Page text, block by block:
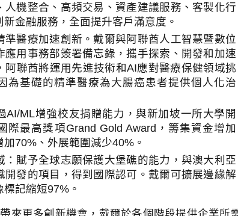
人機整合、高頻交易、資產建議服務、客製化行
金融服務，全面提升客戶滿意度。
準醫療加速創新。戴爾與阿聯酋人工智慧暨數位
應用事務部簽署備忘錄，攜手探索、開發和加速
阿聯酋將運用先進技術和AI應對醫療保健領域挑
為基礎的精準醫療為大腸癌患者提供個人化治
AI/ML增強校友捐贈能力，與新加坡一所大學開
際最高獎項Grand Gold Award ，籌集資金增加
加70% 、外展範圍減少40% 。
：賦予全球志願保護大堡礁的能力，與澳大利亞
開發的項目，得到國際認可。戴爾可擴展邊緣解
標記縮短97% 。